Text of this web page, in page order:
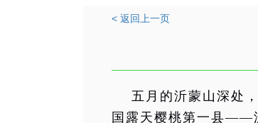
< 返回上一页
五 月的沂蒙山深处
国露天樱桃第一县——